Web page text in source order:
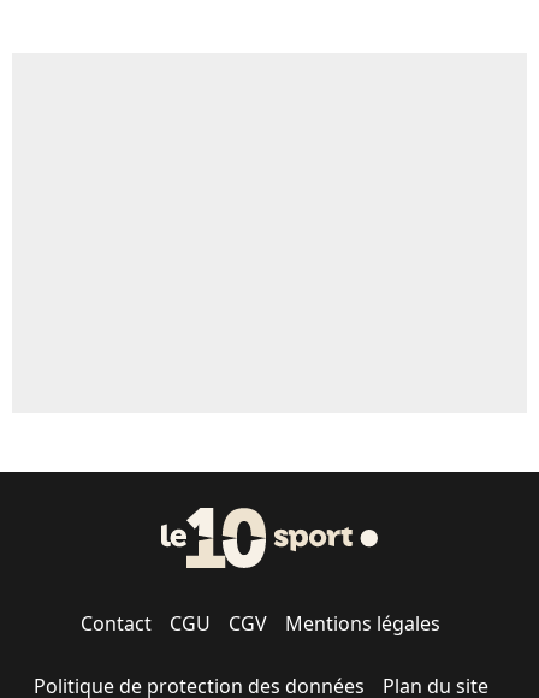
Contact CGU CGV Mentions légales
Politique de protection des données Plan du site